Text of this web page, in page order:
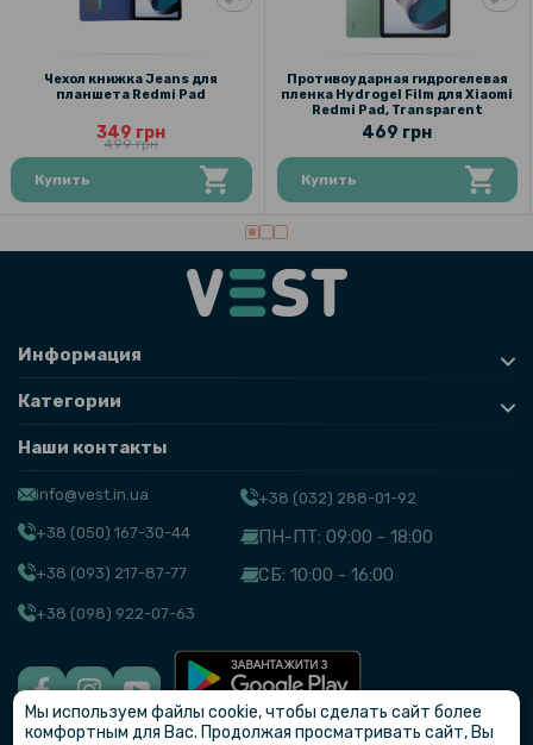
Прозрачный силиконовый чехол TPU для Redmi Pad, Transparent
332 грн
Кольцо держатель для телефона с зажигалкой, Black
141 грн
179 грн
Набор лопаток для демонтажа автомобильных деталей G-002 / G-
Чехол книжка Jeans для
планшета Redmi Pad
349 грн
499 грн
Купить
Противоударная гидрогелевая
пленка Hydrogel Film для Xiaomi
Redmi Pad, Transparent
469 грн
Купить
Информация
Категории
Наши контакты
info@vest.in.ua
+38 (050) 167-30-44
+38 (093) 217-87-77
+38 (098) 922-07-63
+38 (032) 288-01-92
ПН-ПТ: 09:00 - 18:00
СБ: 10:00 - 16:00
© VEST
Мы используем файлы cookie, чтобы сделать сайт более
комфортным для Вас. Продолжая просматривать сайт, Вы